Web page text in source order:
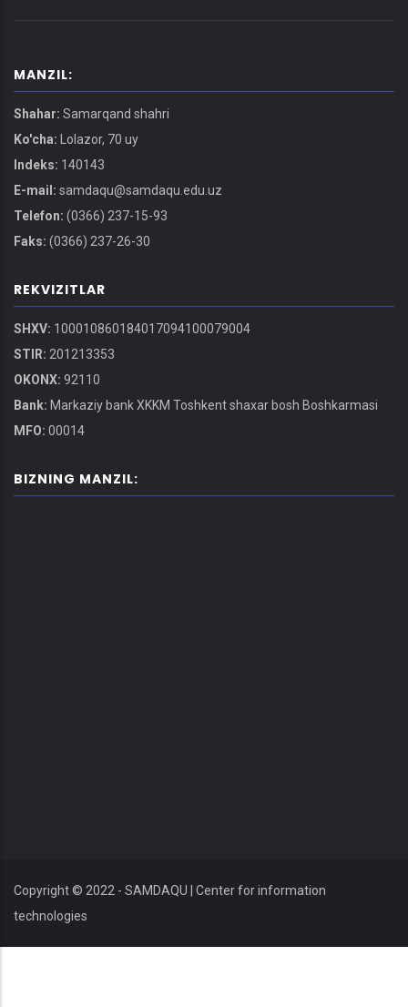
MANZIL:
Shahar: Samarqand shahri
Ko'cha: Lolazor, 70 uy
Indeks: 140143
E-mail: samdaqu@samdaqu.edu.uz
Telefon: (0366) 237-15-93
Faks: (0366) 237-26-30
REKVIZITLAR
SHXV: 100010860184017094100079004
STIR: 201213353
OKONX: 92110
Bank: Markaziy bank XKKM Toshkent shaxar bosh Boshkarmasi
MFO: 00014
BIZNING MANZIL:
Copyright © 2022 - SAMDAQU | Center for information
technologies